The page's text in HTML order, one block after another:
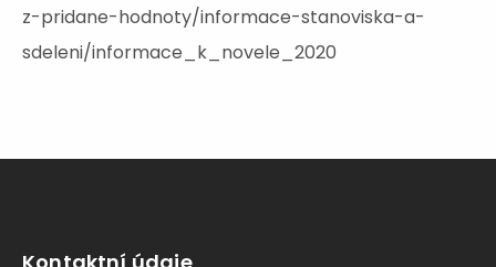
z-pridane-hodnoty/informace-stanoviska-a-
sdeleni/informace_k_novele_2020